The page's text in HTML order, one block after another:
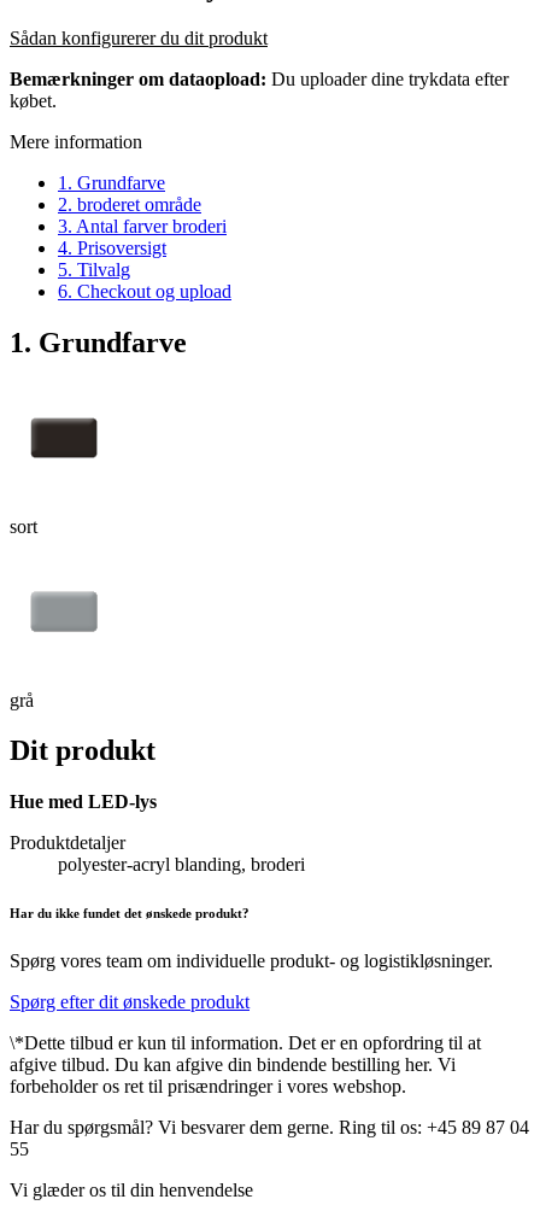
Sådan konfigurerer du dit produkt
Bemærkninger om dataopload: Du uploader dine trykdata efter
købet.
Mere information
1. Grundfarve
2. broderet område
3. Antal farver broderi
4. Prisoversigt
5. Tilvalg
6. Checkout og upload
1. Grundfarve
sort
grå
Dit produkt
Hue med LED-lys
Produktdetaljer
polyester-acryl blanding, broderi
Har du ikke fundet det ønskede produkt?
Spørg vores team om individuelle produkt- og logistikløsninger.
Spørg efter dit ønskede produkt
\*Dette tilbud er kun til information. Det er en opfordring til at
afgive tilbud. Du kan afgive din bindende bestilling her. Vi
forbeholder os ret til prisændringer i vores webshop.
Har du spørgsmål? Vi besvarer dem gerne. Ring til os: +45 89 87 04
55
Vi glæder os til din henvendelse